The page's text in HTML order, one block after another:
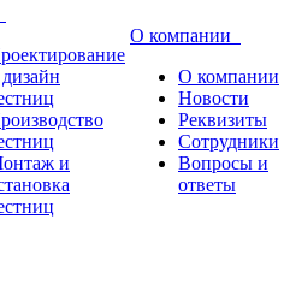
и
О компании
О компании
Новости
Реквизиты
Сотрудники
Вопросы и
ответы